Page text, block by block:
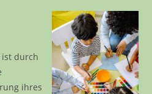
durch
ihres